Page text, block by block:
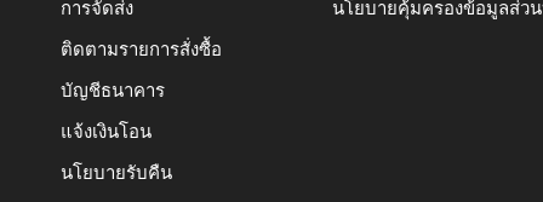
การจัดส่ง
ติดตามรายการสั่งซื้อ
บัญชีธนาคาร
แจ้งเงินโอน
นโยบายรับคืน
นโยบายคุ้มครองข้อมูลส่ว